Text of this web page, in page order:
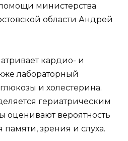
министерства
области Андрей
кардио- и
лабораторный
и холестерина.
гериатрическим
оценивают вероятность
зрения и слуха.